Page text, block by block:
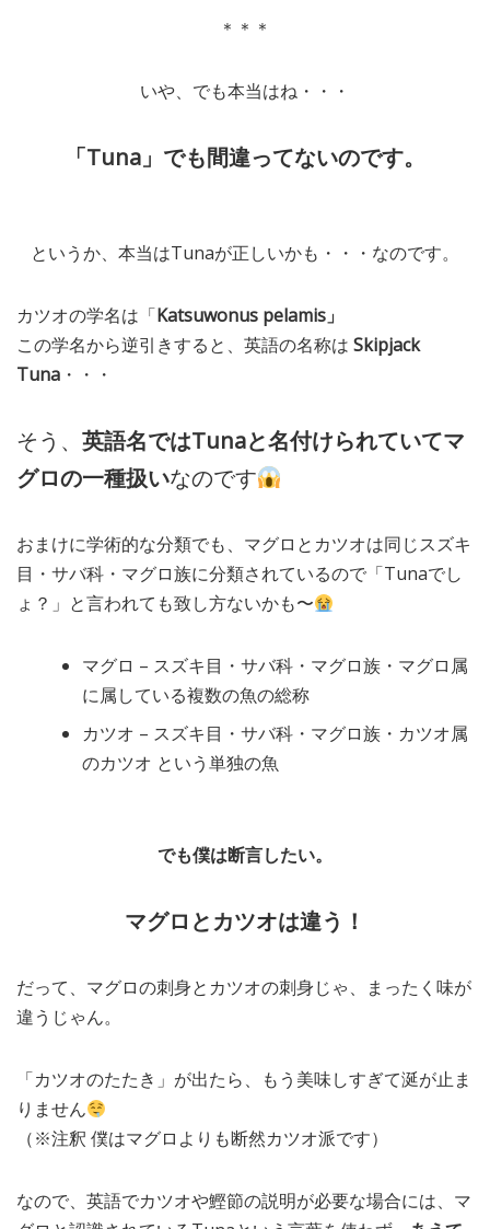
＊＊＊
いや、でも本当はね・・・
「Tuna」でも間違ってないのです。
というか、本当はTunaが正しいかも・・・なのです。
カツオの学名は「Katsuwonus pelamis」
この学名から逆引きすると、英語の名称は Skipjack
Tuna ・・・
そう、 英語名ではTunaと名付けられていてマ
グロの一種扱いなのです
おまけに学術的な分類でも、マグロとカツオは同じスズキ
目・サバ科・マグロ族に分類されているので「Tunaでし
ょ？」と言われても致し方ないかも〜
マグロ – スズキ目・サバ科・マグロ族・マグロ属
に属している複数の魚の総称
カツオ – スズキ目・サバ科・マグロ族・カツオ属
のカツオ という単独の魚
でも僕は断言したい。
マグロとカツオは違う！
だって、マグロの刺身とカツオの刺身じゃ、まったく味が
違うじゃん。
「カツオのたたき」が出たら、もう美味しすぎて涎が止ま
りません
（※注釈 僕はマグロよりも断然カツオ派です）
なので、英語でカツオや鰹節の説明が必要な場合には、マ